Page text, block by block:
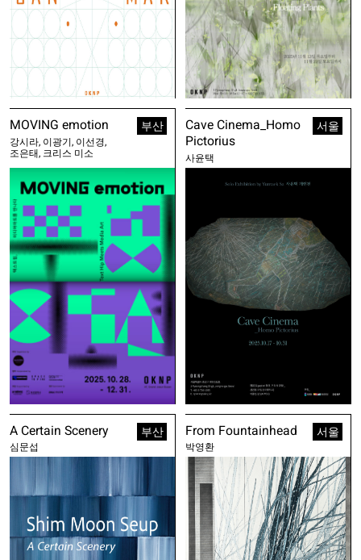
MOVING emotion
강시라, 이광기, 이선경,
조은태, 크리스 미소
부산
Cave Cinema_Homo
Pictorius
사윤택
서울
A Certain Scenery
심문섭
부산 From Fountainhead
박영환
서울